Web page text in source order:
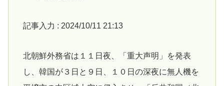
記事入力 : 2024/10/11 21:13
北朝鮮外務省は１１日夜、「重大声明」を発表
し、韓国が３日と９日、１０日の深夜に無人機を